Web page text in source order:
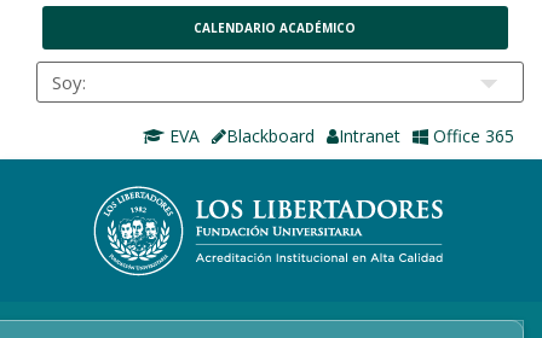
CALENDARIO ACADÉMICO
EVA Blackboard Intranet Office 365